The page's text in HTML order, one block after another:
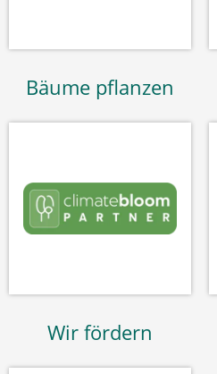
Bäume pflanzen
Wir fördern